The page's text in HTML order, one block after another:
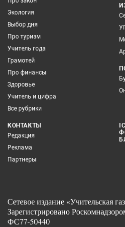
Экология
Выбор дня
Про туризм
Учитель года
Грамотей
Про финансы
Здоровье
Учитель и цифра
Все рубрики
КОНТАКТЫ
Редакция
Реклама
Партнеры
Сетевое издание «Учительская
Зарегистрировано
ФС77-50440